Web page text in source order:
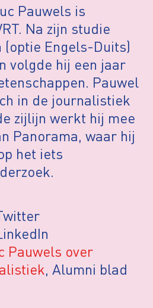
Pauwels is
Na zijn studie
(optie Engels-Duits)
volgde hij een jaar
Pauwel
in de journalistiek
zijlijn werkt hij mee
Panorama, waar hij
het iets
Pauwels over
, Alumni blad